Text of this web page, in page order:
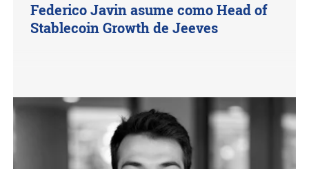
Federico Javin asume como Head of
Stablecoin Growth de Jeeves